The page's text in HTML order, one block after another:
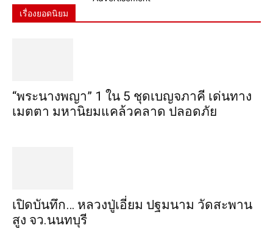
เรื่องยอดนิยม
“พระ​นาง​พญา” 1 ใน 5​ ชุดเบญจ​ภาคี​ เด่นทาง
เมตตา​ มหา​นิยม​แคล้วคลาด​ ปลอดภัย​
เปิดบันทึก… หลวงปู่เอี่ยม ​ปฐม​นาม​ วัดสะพาน
สูง​ จว.นนทบุรี